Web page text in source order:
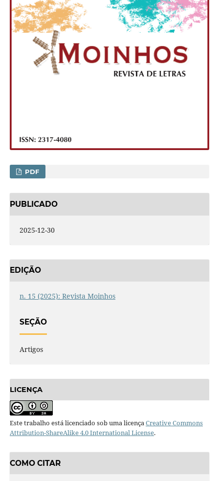
PDF
PUBLICADO
2025-12-30
EDIÇÃO
n. 15 (2025): Revista Moinhos
SEÇÃO
Artigos
LICENÇA
Este trabalho está licenciado sob uma licençaCreative Commons
Attribution-ShareAlike 4.0 International License.
COMO CITAR